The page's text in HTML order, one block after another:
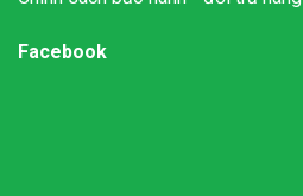
Facebook